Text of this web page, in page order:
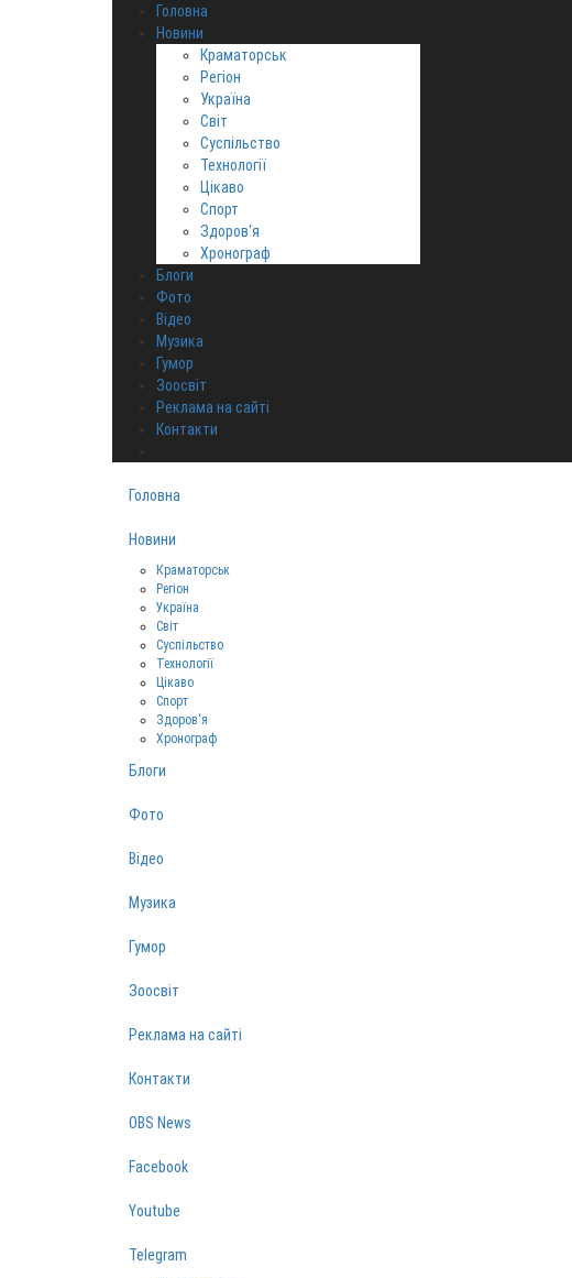
Головна
Новини
Краматорськ
Регіон
Україна
Світ
Суспільство
Технології
Цікаво
Спорт
Здоров‘я
Хронограф
Блоги
Фото
Відео
Музика
Гумор
Зоосвіт
Реклама на сайті
Контакти
Головна
Новини
Краматорськ
Регіон
Україна
Світ
Суспільство
Технології
Цікаво
Спорт
Здоров‘я
Хронограф
Блоги
Фото
Відео
Музика
Гумор
Зоосвіт
Реклама на сайті
Контакти
OBS News
Facebook
Youtube
Telegram